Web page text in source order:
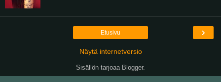
›
Etusivu
Näytä internetversio
Sisällön tarjoaa Blogger.